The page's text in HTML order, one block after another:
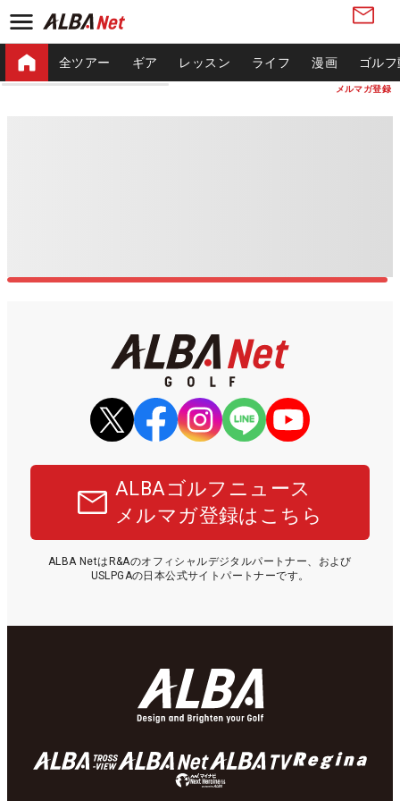
メルマガ登録
全ツアー ギア レッスン ライフ 漫画 ゴル
ALBAゴルフニュース
メルマガ登録はこちら
ALBA NetはR&Aのオフィシャルデジタルパートナー、および
USLPGAの日本公式サイトパートナーです。